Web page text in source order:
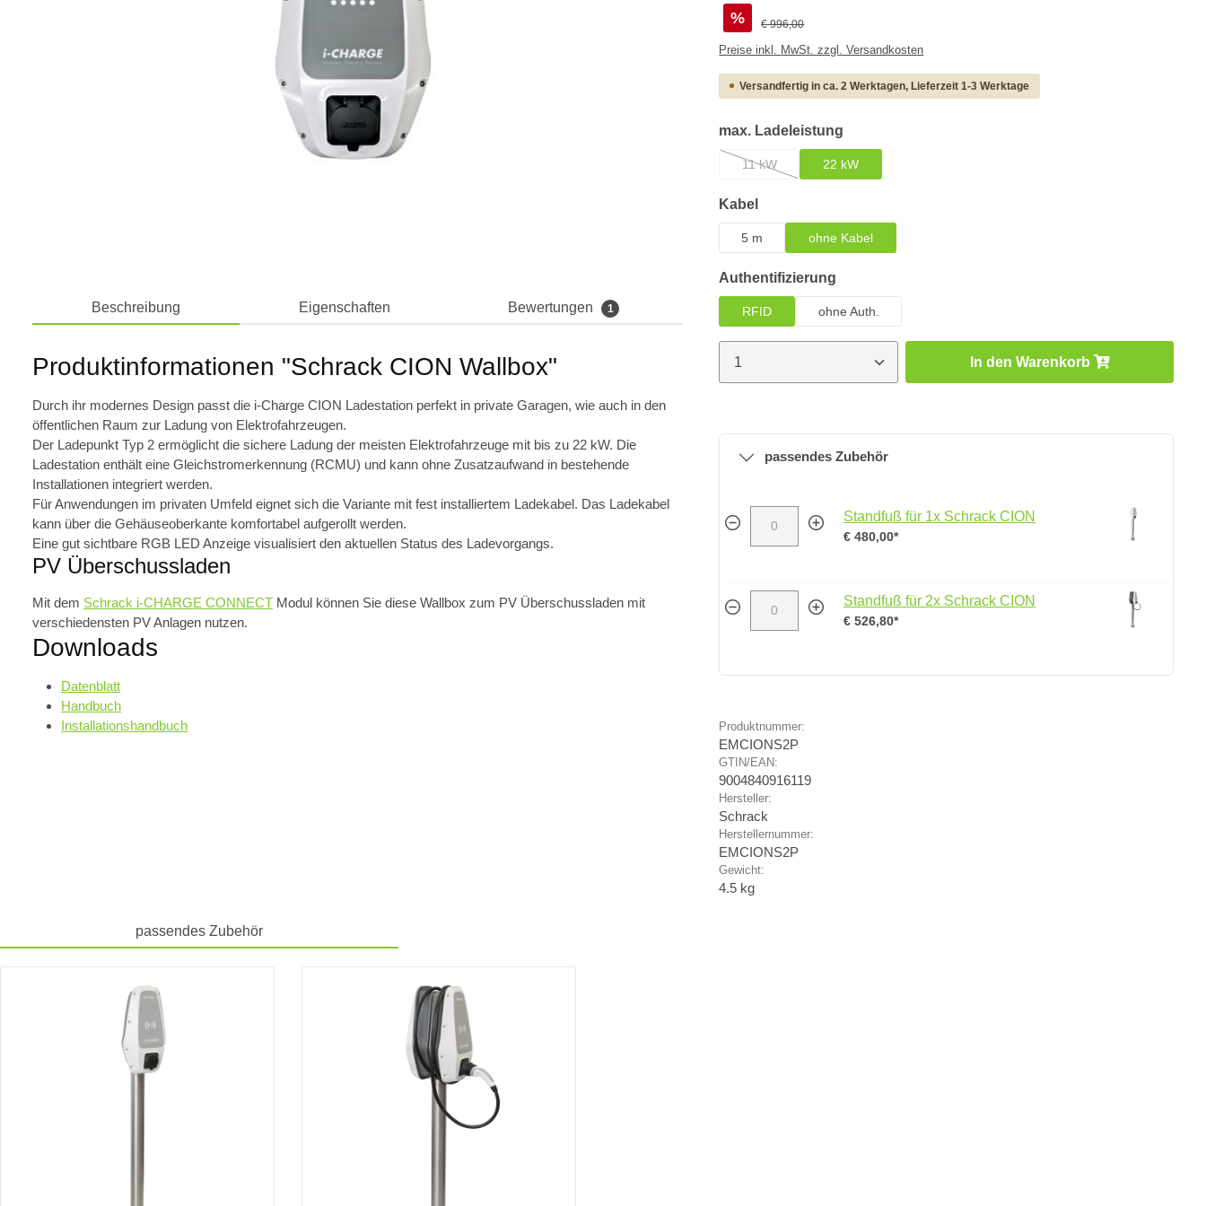
% Regulärer Preis:
€ 996,00
Preise inkl. MwSt. zzgl. Versandkosten
Versandfertig in ca. 2 Werktagen, Lieferzeit 1-3 Werktage
max. Ladeleistung
11 kW
(Diese Option ist zurzeit nicht verfügbar.)
22 kW
Kabelauswählen
5 m ohne Kabel
Authentifizierung
RFID ohne Auth.
Produkt Anzahl: Gib den gewünschten Wert ein
In den Warenkorb
passendes Zubehör
Standfuß für 1x Schrack CION
€ 480,00*
Standfuß für 2x Schrack CION
€ 526,80*
Produktnummer:
EMCIONS2P
GTIN/EAN:
9004840916119
Hersteller:
Schrack
Herstellernummer:
EMCIONS2P
Gewicht:
4.5 kg
Beschreibung Eigenschaften Bewertungen 1
Produktinformationen "Schrack CION Wallbox"
Durch ihr modernes Design passt die i-Charge CION Ladestation perfekt in private Garagen, wie auch in den
öffentlichen Raum zur Ladung von Elektrofahrzeugen.
Der Ladepunkt Typ 2 ermöglicht die sichere Ladung der meisten Elektrofahrzeuge mit bis zu 22 kW. Die
Ladestation enthält eine Gleichstromerkennung (RCMU) und kann ohne Zusatzaufwand in bestehende
Installationen integriert werden.
Für Anwendungen im privaten Umfeld eignet sich die Variante mit fest installiertem Ladekabel. Das Ladekabel
kann über die Gehäuseoberkante komfortabel aufgerollt werden.
Eine gut sichtbare RGB LED Anzeige visualisiert den aktuellen Status des Ladevorgangs.
PV Überschussladen
Mit dem Schrack i-CHARGE CONNECT Modul können Sie diese Wallbox zum PV Überschussladen mit
verschiedensten PV Anlagen nutzen.
Downloads
Datenblatt
Handbuch
Installationshandbuch
passendes Zubehör